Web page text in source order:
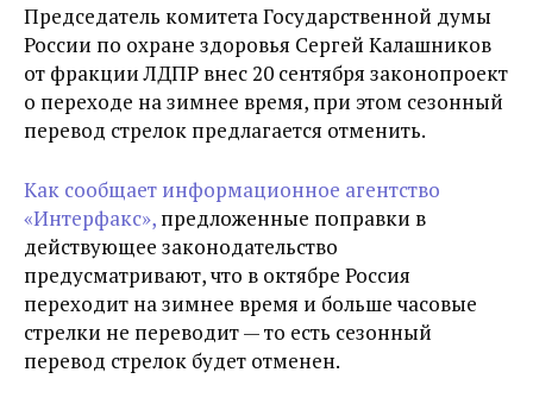
Председатель комитета Государственной думы
России по охране здоровья Сергей Калашников
от фракции ЛДПР внес 20 сентября законопроект
о переходе на зимнее время, при этом сезонный
перевод стрелок предлагается отменить.
Как сообщает информационное агентство
«Интерфакс», предложенные поправки в
действующее законодательство
предусматривают, что в октябре Россия
переходит на зимнее время и больше часовые
стрелки не переводит — то есть сезонный
перевод стрелок будет отменен.